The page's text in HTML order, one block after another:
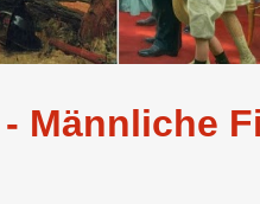
Männliche